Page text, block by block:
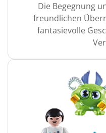
Die Begegnung
freundlichen
fantasievolle